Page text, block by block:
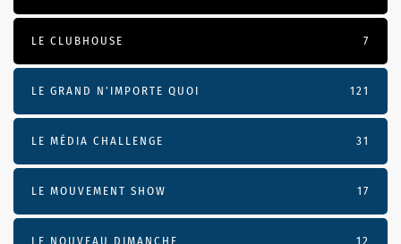
LE CLUBHOUSE 7
LE GRAND N’IMPORTE QUOI 121
LE MÉDIA CHALLENGE 31
LE MOUVEMENT SHOW 17
LE NOUVEAU DIMANCHE 12